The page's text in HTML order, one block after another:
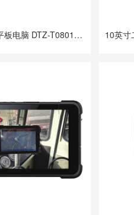
8英寸三防平板电脑 DTZ-T0801E-8781